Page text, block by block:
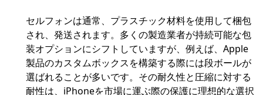
セルフォンは通常、プラスチック材料を使用して梱包
され、発送されます。多くの製造業者が持続可能な包
装オプションにシフトしていますが、例えば、Apple
製品のカスタムボックスを構築する際には段ボールが
選ばれることが多いです。その耐久性と圧縮に対する
耐性は、iPhoneを市場に運ぶ際の保護に理想的な選択